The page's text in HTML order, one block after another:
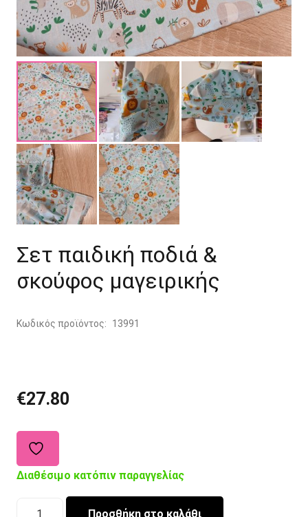
Σετ παιδική ποδιά &
σκούφος μαγειρικής
Κωδικός προϊόντος: 13991
€27.80
Διαθέσιμο κατόπιν παραγγελίας
Προσθήκη στο καλάθι